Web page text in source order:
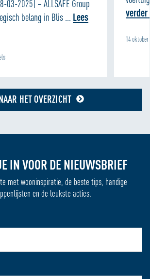
03-2025] – ALLSAFE Group
belang in Blis ... Lees
verder
14
HET OVERZICHT
IN VOOR DE NIEUWSBRIEF
met wooninspiratie, de beste tips, handige
en de leukste acties.